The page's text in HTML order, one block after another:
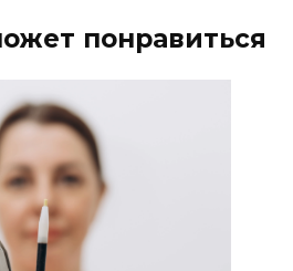
понравиться